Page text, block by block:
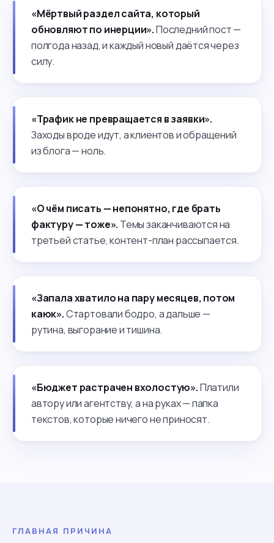
«Мёртвый раздел сайта, который
обновляют по инерции».Последний пост —
полгода назад, и каждый новый даётся через
силу.
«Трафик не превращается в заявки».
Заходы вроде идут, а клиентов и обращений
из блога — ноль.
«О чём писать — непонятно, где брать
фактуру — тоже». Темы заканчиваются на
третьей статье, контент-план рассыпается.
«Запала хватило на пару месяцев, потом
каюк».Стартовали бодро, а дальше —
рутина, выгорание и тишина.
«Бюджет растрачен вхолостую».Платили
автору или агентству, а на руках — папка
текстов, которые ничего не приносят.
ГЛАВНАЯ ПРИЧИНА